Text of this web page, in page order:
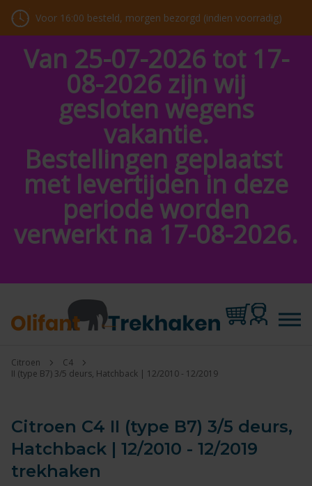
Voor 16:00 besteld, morgen bezorgd (indien voorradig)
Van 25-07-2026 tot 17-
08-2026 zijn wij
gesloten wegens
vakantie.
Bestellingen geplaatst
met levertijden in deze
periode worden
verwerkt na 17-08-2026.
Citroen
C4
II (type B7) 3/5 deurs, Hatchback | 12/2010 - 12/2019
Citroen C4 II (type B7) 3/5 deurs,
Hatchback | 12/2010 - 12/2019
trekhaken